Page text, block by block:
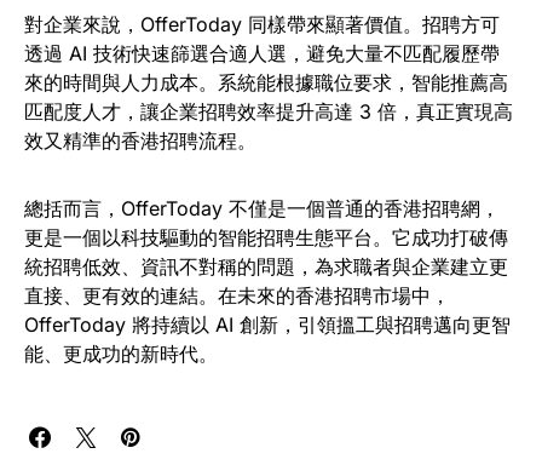
對企業來說，OfferToday 同樣帶來顯著價值。招聘方可
透過 AI 技術快速篩選合適人選，避免大量不匹配履歷帶
來的時間與人力成本。系統能根據職位要求，智能推薦高
匹配度人才，讓企業招聘效率提升高達 3 倍，真正實現高
效又精準的香港招聘流程。
總括而言，OfferToday 不僅是一個普通的香港招聘網，
更是一個以科技驅動的智能招聘生態平台。它成功打破傳
統招聘低效、資訊不對稱的問題，為求職者與企業建立更
直接、更有效的連結。在未來的香港招聘市場中，
OfferToday 將持續以 AI 創新，引領搵工與招聘邁向更智
能、更成功的新時代。